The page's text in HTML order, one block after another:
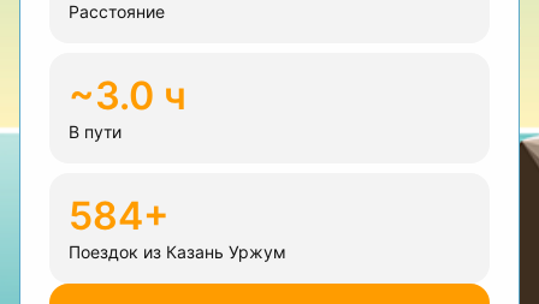
Расстояние
~3.0 ч
В пути
584+
Поездок из Казань Уржум